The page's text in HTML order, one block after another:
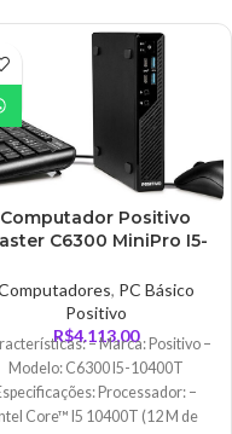
Computador Positivo
C6300 MiniPro I5-
256GB, WIFI AC,
Bluetooth, POSITIVO
, PC Básico
Positivo
R$4.113,00
– Marca: Positivo –
Modelo: C6300 I5-10400T
Processador: –
Core™ I5 10400T (12 M de